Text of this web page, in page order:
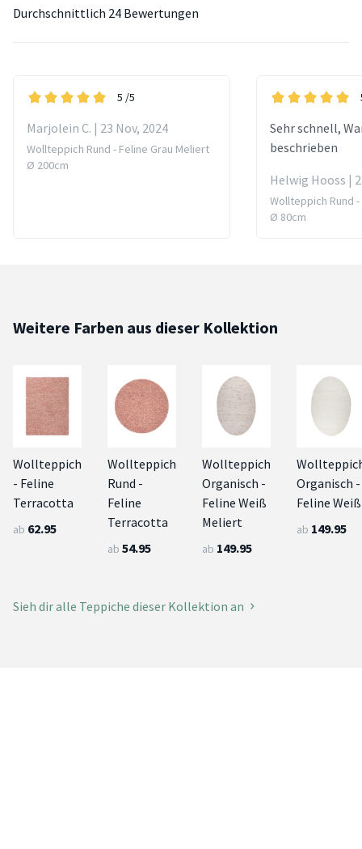
Durchschnittlich 24 Bewertungen
5 /5
Marjolein C. | 23 Nov, 2024
Wollteppich Rund - Feline Grau Meliert
Ø 200cm
Sehr schnell,
beschrieben
Helwig Hooss |
Wollteppich Rund
Ø 80cm
Weitere Farben aus dieser Kollektion
Wollteppich
- Feline
Terracotta
ab 62.95
Wollteppich
Rund -
Feline
Terracotta
ab 54.95
Wollteppich
Organisch -
Feline Weiß
Meliert
ab 149.95
Organisch -
Feline Weiß
ab 149.95
Sieh dir alle Teppiche dieser Kollektion an